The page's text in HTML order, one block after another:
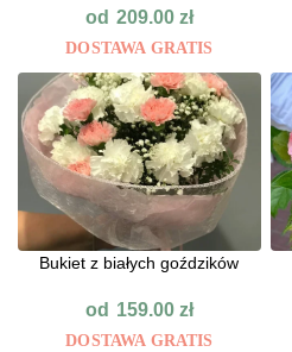
od 209.00 zł
DOSTAWA GRATIS
Bukiet z białych goździków
od 159.00 zł
DOSTAWA GRATIS